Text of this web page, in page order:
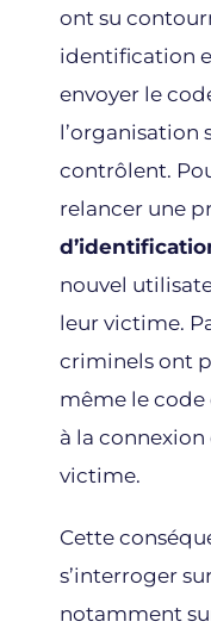
ont su
identification
envoyer le
l’organisation
contrôlent.
relancer une
nouvel
leur victime.
criminels ont
même le
à la
victime.
Cette
s’interroger
notamment